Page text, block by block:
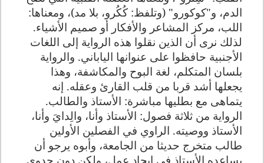
الدم، و"كوكورو" (وتلفظ: كُكُرو، بلا مد)، ومعناها:
اللب، مركز المشاعر والأفكار أو صميم الأشياء.
لذلك نرى أن الذين نقلوا هذه الرواية إلى اللغات
الأجنبية حافظوا على عنوانها الياباني. والرواية
بلسان المتكلم، لغة البوح والمكاشفة، وهذا
يجعلها أشد قربا من قلب القارئ وعقله. إنه
يتماهى مع بطليها مباشرة: الأستاذ والطالب.
الرواية من ثلاثة فصول: الأستاذ وأنا، والِدايَ وأنا،
الأستاذ ووصيته. الراوي في الفصلين الأولين
طالب متخرج حديثا من الجامعة، وأبوه يرجو أن
يساعده الأستاذ في إيجاد عمل، ولكن دون جدوى.